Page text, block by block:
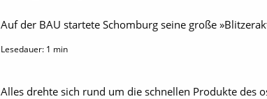
Auf der BAU startete Schomburg seine große
Lesedauer: 1 min
Alles drehte sich rund um die schnellen Produkte des